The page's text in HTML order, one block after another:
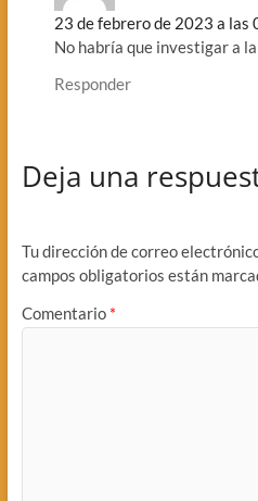
23 de febrero de 2023 a las
No habría que investigar a
Responder
Deja una
Tu dirección de correo
campos obligatorios están
Comentario *